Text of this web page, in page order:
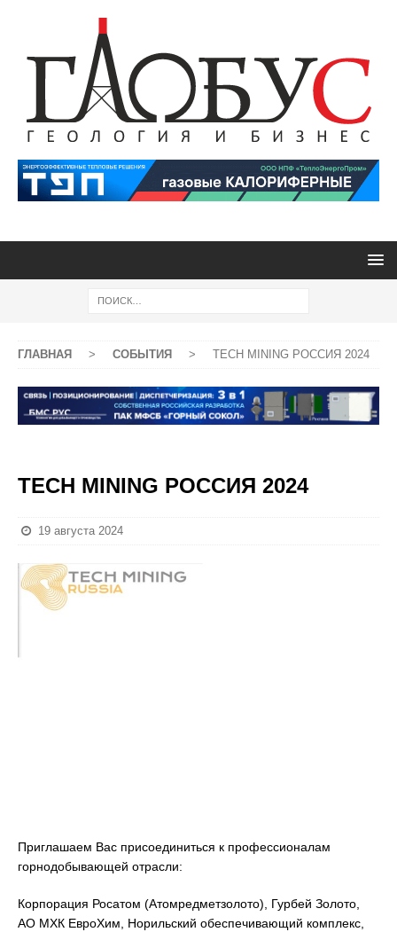
ГЛАВНАЯ > СОБЫТИЯ > TECH MINING РОССИЯ 2024
TECH MINING РОССИЯ 2024
19 августа 2024
Приглашаем Вас присоединиться к профессионалам
горнодобывающей отрасли:
Корпорация Росатом (Атомредметзолото), Гурбей Золото,
АО МХК ЕвроХим, Норильский обеспечивающий комплекс,